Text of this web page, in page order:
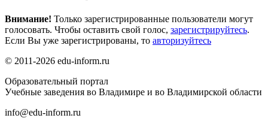
Внимание! Только зарегистрированные пользователи могут
голосовать. Чтобы оставить свой голос, зарегистрируйтесь.
Если Вы уже зарегистрированы, то авторизуйтесь
© 2011-2026 edu-inform.ru
Образовательный портал
Учебные заведения во Владимире и во Владимирской области
info@edu-inform.ru